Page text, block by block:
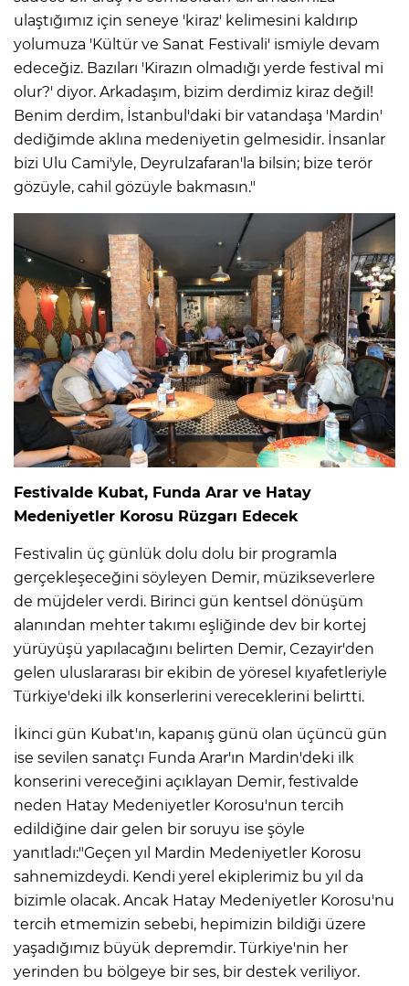
ulaştığımız için seneye 'kiraz' kelimesini kaldırıp
yolumuza 'Kültür ve Sanat Festivali' ismiyle devam
edeceğiz. Bazıları 'Kirazın olmadığı yerde festival mi
olur?' diyor. Arkadaşım, bizim derdimiz kiraz değil!
Benim derdim, İstanbul'daki bir vatandaşa 'Mardin'
dediğimde aklına medeniyetin gelmesidir. İnsanlar
bizi Ulu Cami'yle, Deyrulzafaran'la bilsin; bize terör
gözüyle, cahil gözüyle bakmasın."
Festivalde Kubat, Funda Arar ve Hatay
Medeniyetler Korosu Rüzgarı Edecek
Festivalin üç günlük dolu dolu bir programla
gerçekleşeceğini söyleyen Demir, müzikseverlere
de müjdeler verdi. Birinci gün kentsel dönüşüm
alanından mehter takımı eşliğinde dev bir kortej
yürüyüşü yapılacağını belirten Demir, Cezayir'den
gelen uluslararası bir ekibin de yöresel kıyafetleriyle
Türkiye'deki ilk konserlerini vereceklerini belirtti.
İkinci gün Kubat'ın, kapanış günü olan üçüncü gün
ise sevilen sanatçı Funda Arar'ın Mardin'deki ilk
konserini vereceğini açıklayan Demir, festivalde
neden Hatay Medeniyetler Korosu'nun tercih
edildiğine dair gelen bir soruyu ise şöyle
yanıtladı:"Geçen yıl Mardin Medeniyetler Korosu
sahnemizdeydi. Kendi yerel ekiplerimiz bu yıl da
bizimle olacak. Ancak Hatay Medeniyetler Korosu'nu
tercih etmemizin sebebi, hepimizin bildiği üzere
yaşadığımız büyük depremdir. Türkiye'nin her
yerinden bu bölgeye bir ses, bir destek veriliyor.